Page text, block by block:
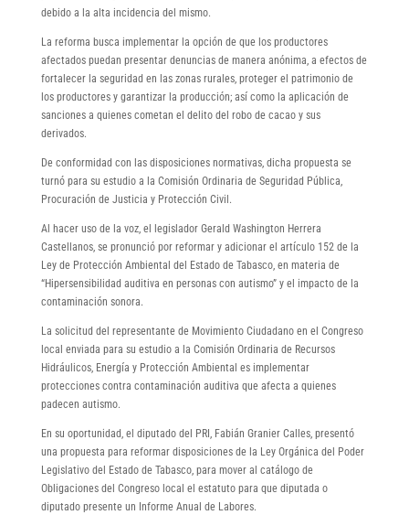
debido a la alta incidencia del mismo.
La reforma busca implementar la opción de que los productores
afectados puedan presentar denuncias de manera anónima, a efectos de
fortalecer la seguridad en las zonas rurales, proteger el patrimonio de
los productores y garantizar la producción; así como la aplicación de
sanciones a quienes cometan el delito del robo de cacao y sus
derivados.
De conformidad con las disposiciones normativas, dicha propuesta se
turnó para su estudio a la Comisión Ordinaria de Seguridad Pública,
Procuración de Justicia y Protección Civil.
Al hacer uso de la voz, el legislador Gerald Washington Herrera
Castellanos, se pronunció por reformar y adicionar el artículo 152 de la
Ley de Protección Ambiental del Estado de Tabasco, en materia de
“Hipersensibilidad auditiva en personas con autismo” y el impacto de la
contaminación sonora.
La solicitud del representante de Movimiento Ciudadano en el Congreso
local enviada para su estudio a la Comisión Ordinaria de Recursos
Hidráulicos, Energía y Protección Ambiental es implementar
protecciones contra contaminación auditiva que afecta a quienes
padecen autismo.
En su oportunidad, el diputado del PRI, Fabián Granier Calles, presentó
una propuesta para reformar disposiciones de la Ley Orgánica del Poder
Legislativo del Estado de Tabasco, para mover al catálogo de
Obligaciones del Congreso local el estatuto para que diputada o
diputado presente un Informe Anual de Labores.